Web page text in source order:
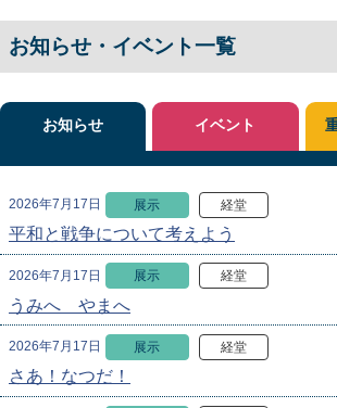
お知らせ・イベント一覧
お知らせ
2026年7月17日 展示 経堂
平和と戦争について考えよう
2026年7月17日 展示 経堂
うみへ やまへ
2026年7月17日 展示 経堂
さあ！なつだ！
イベント